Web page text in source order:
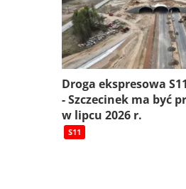
Droga ekspresowa
- Szczecinek ma być
w lipcu 2026 r.
S11